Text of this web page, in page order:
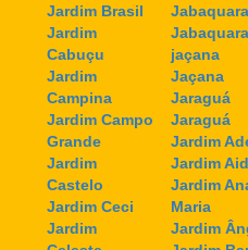
Jardim Brasil
Jardim
Cabuçu
Jardim
Campina
Jardim Campo
Grande
Jardim
Castelo
Jardim Ceci
Jardim
Jabaquara
Jabaquara
jaçana
Jaçana
Jaraguá
Jaraguá
Jardim
Jardim
Jardim
Maria
Jardim